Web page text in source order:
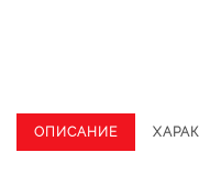
ОПИСАНИЕ